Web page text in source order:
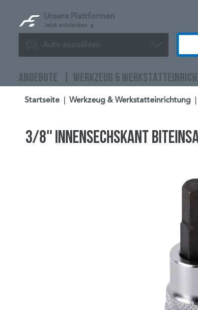
Unsere Plattformen
Jetzt entdecken
Auto auswählen
ANGEBOTE WERKZEUG &
Startseite Werkzeug & Werkstatteinrichtung
3/8'' Innensechskant